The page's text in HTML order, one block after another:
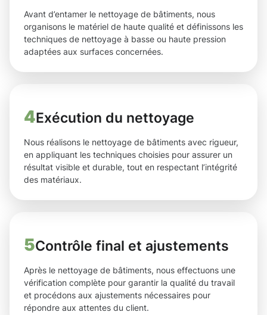
Avant d’entamer le nettoyage de bâtiments, nous
organisons le matériel de haute qualité et définissons les
techniques de nettoyage à basse ou haute pression
adaptées aux surfaces concernées.
4Exécution du nettoyage
Nous réalisons le nettoyage de bâtiments avec rigueur,
en appliquant les techniques choisies pour assurer un
résultat visible et durable, tout en respectant l’intégrité
des matériaux.
5Contrôle final et ajustements
Après le nettoyage de bâtiments, nous effectuons une
vérification complète pour garantir la qualité du travail
et procédons aux ajustements nécessaires pour
répondre aux attentes du client.